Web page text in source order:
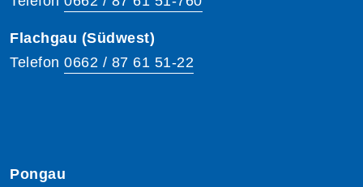
Flachgau (Südwest)
Telefon 0662 / 87 61 51-22
Pongau